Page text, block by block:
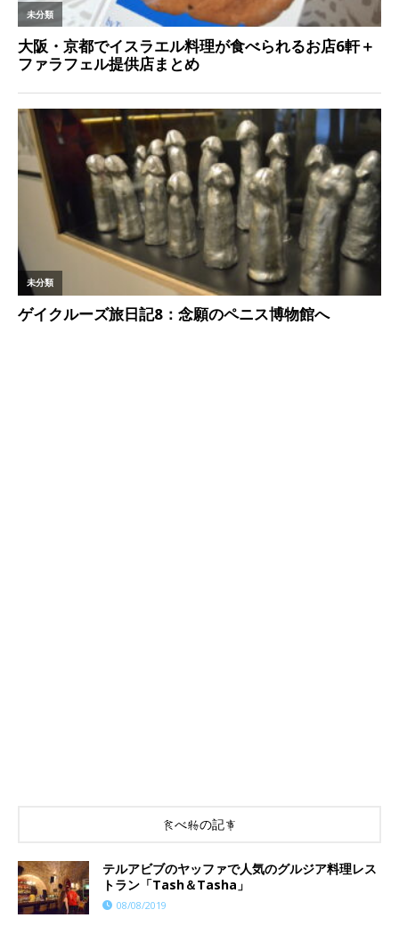
食べ物の記事
テルアビブのヤッファで人気のグルジア料理レス
トラン「Tash＆Tasha」
08/08/2019